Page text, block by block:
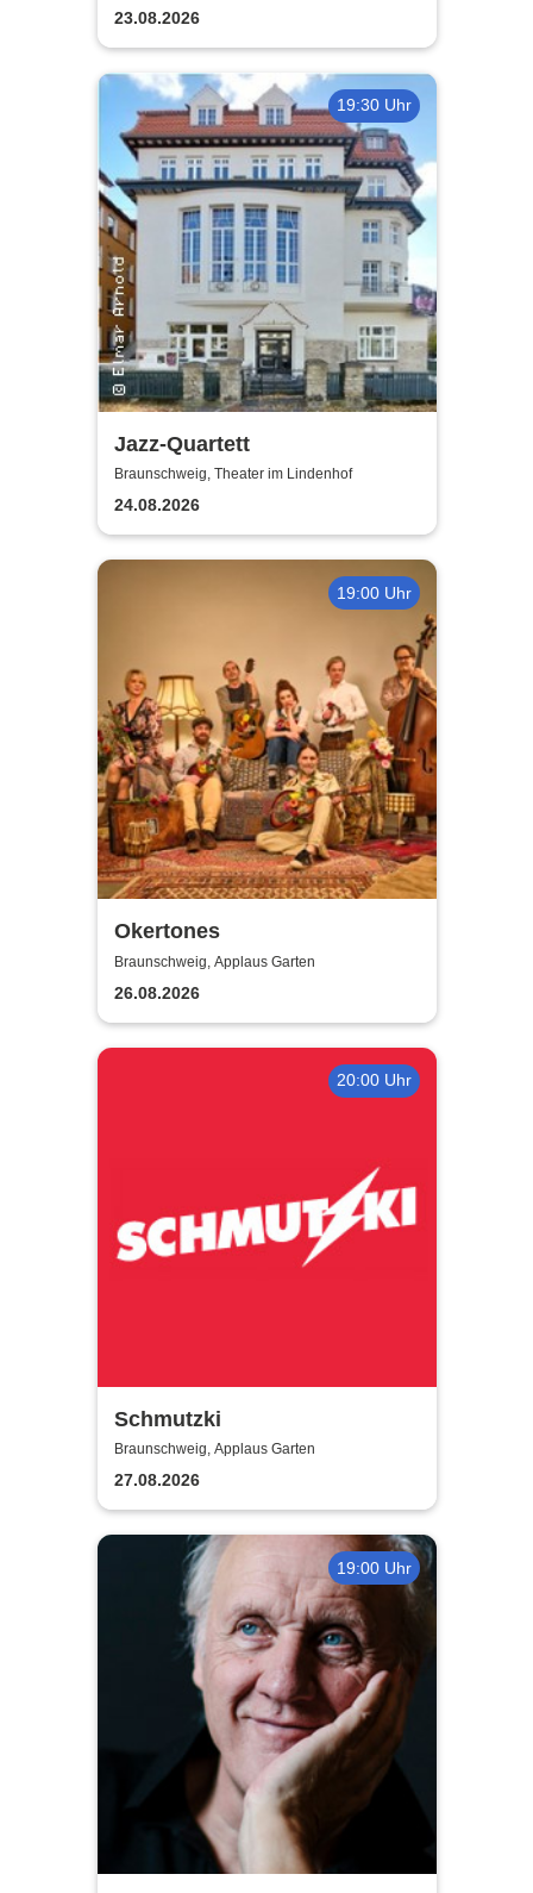
23.08.2026
19:30 Uhr
Jazz-Quartett
Braunschweig, Theater im Lindenhof
24.08.2026
19:00 Uhr
Okertones
Braunschweig, Applaus Garten
26.08.2026
20:00 Uhr
Schmutzki
Braunschweig, Applaus Garten
27.08.2026
19:00 Uhr